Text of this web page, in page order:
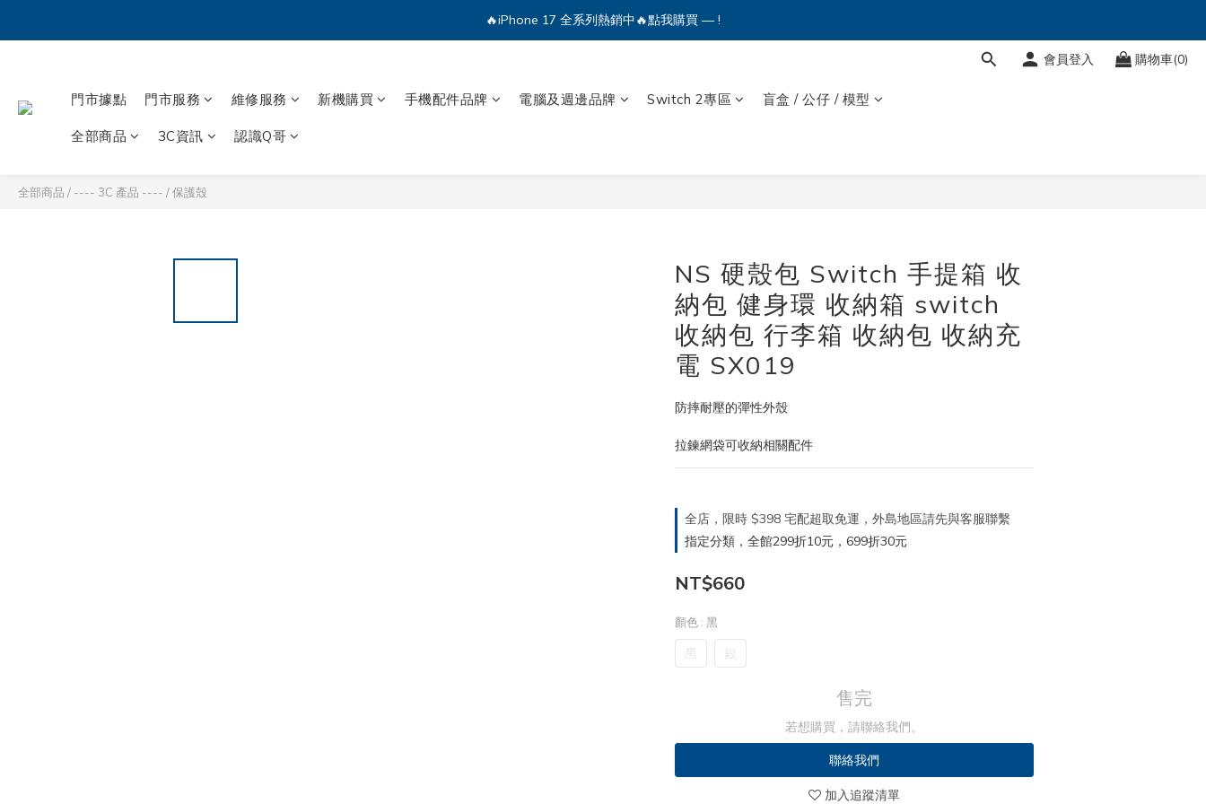
🔥iPhone 17 全系列熱銷中🔥點我購買 — !
🔥iPhone 17 全系列熱銷中🔥點我購買 — !
🔥iPhone 17 全系列熱銷中🔥點我購買 — !
會員登入 購物車(0)
門市據點 門市服務 維修服務 新機購買 手機配件品牌 電腦及週邊品牌 Switch 2專區 盲盒 / 公仔 / 模型
全部商品 3C資訊 認識Q哥
全部商品 / ---- 3C 產品 ---- /保護殼
NS 硬殼包 Switch 手提箱 收
納包 健身環 收納箱 switch
收納包 行李箱 收納包 收納充
電 SX019
防摔耐壓的彈性外殼
拉鍊網袋可收納相關配件
全店，限時 $398 宅配超取免運，外島地區請先與客服聯繫
指定分類，全館299折10元，699折30元
NT$660
顏色 : 黑
黑 銀
售完
若想購買，請聯絡我們。
聯絡我們
加入追蹤清單